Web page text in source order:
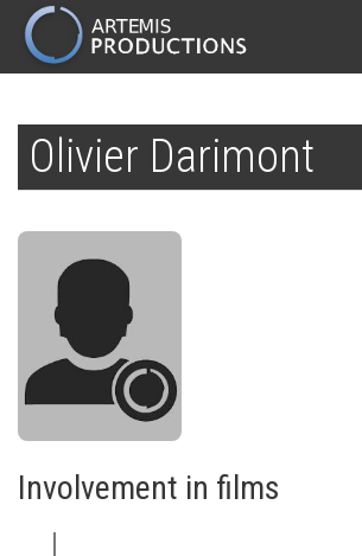
main
content
MAIN
NAVIGATION
Olivier Darimont
Involvement in films